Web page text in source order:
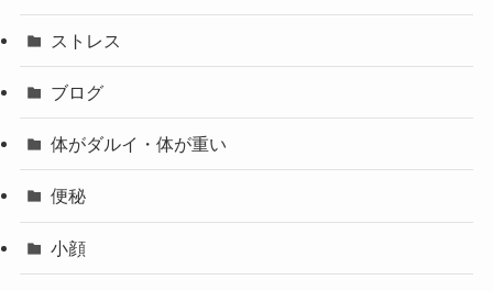
ストレス
ブログ
体がダルイ・体が重い
便秘
小顔